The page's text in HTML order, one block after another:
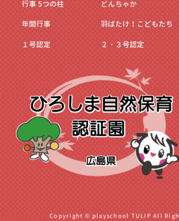
行事5つの柱
年間行事
１号認定
どんちゃか
羽ばたけ！こどもたち
２・３号認定
Copyright © playschool TULIP All